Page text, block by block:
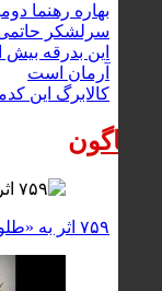
بهاره رهنما
سرلشکر
این بدرقه بیش
آرمان است
کالابرگ این
گوناگون
۷۵۹ اثر به «طلوع ماه» رسید